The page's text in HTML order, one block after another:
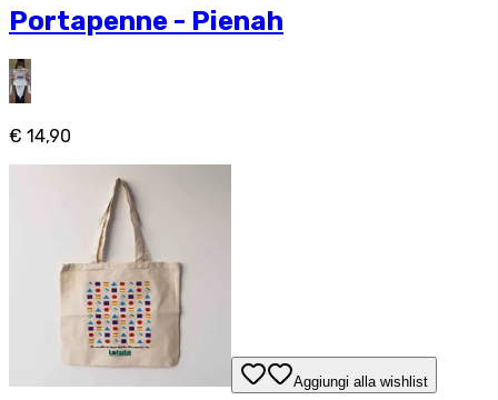
Portapenne - Pienah
€ 14,90
Aggiungi alla wishlist